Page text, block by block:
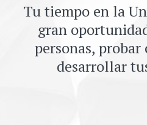
Tu tiempo en la
gran
personas, probar
desarrollar